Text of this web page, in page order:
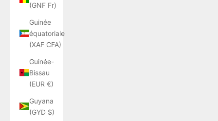
(GNF Fr)
Guinée
équatoriale
(XAF CFA)
Guinée-
Bissau
(EUR €)
Guyana
(GYD $)